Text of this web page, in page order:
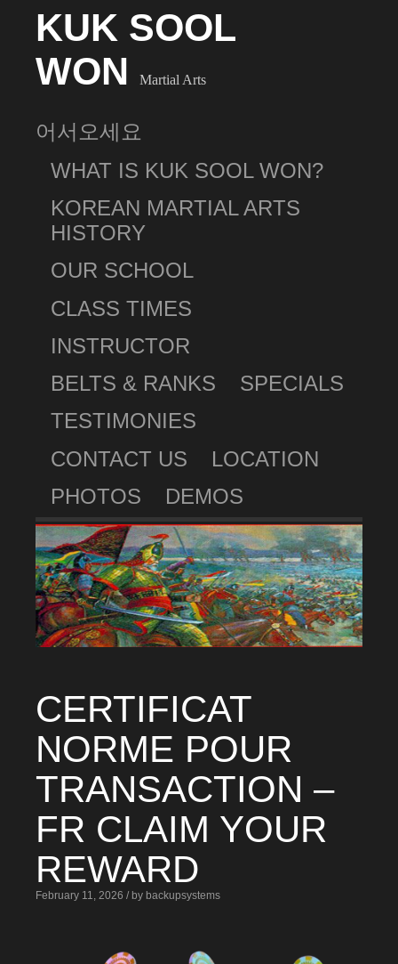
KUK SOOL
WON
Martial Arts
어서오세요
WHAT IS KUK SOOL WON?
KOREAN MARTIAL ARTS
HISTORY
OUR SCHOOL
CLASS TIMES
INSTRUCTOR
BELTS & RANKS
SPECIALS
TESTIMONIES
CONTACT US
LOCATION
PHOTOS
DEMOS
CERTIFICAT
NORME POUR
TRANSACTION –
FR CLAIM YOUR
REWARD
February 11, 2026 / by backupsystems